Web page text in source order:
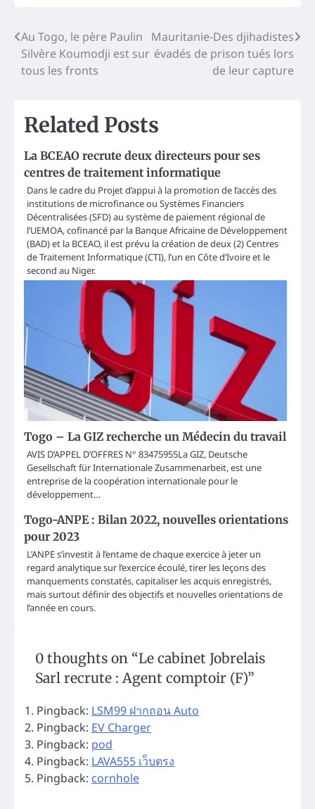
Post
navigation
Au Togo, le père Paulin
Silvère Koumodji est sur
tous les fronts
Mauritanie-Des djihadistes
évadés de prison tués lors
de leur capture
Related Posts
La BCEAO recrute deux directeurs pour ses
centres de traitement informatique
Dans le cadre du Projet d’appui à la promotion de l’accès des
institutions de microfinance ou Systèmes Financiers
Décentralisées (SFD) au système de paiement régional de
l’UEMOA, cofinancé par la Banque Africaine de Développement
(BAD) et la BCEAO, il est prévu la création de deux (2) Centres
de Traitement Informatique (CTI), l’un en Côte d’Ivoire et le
second au Niger.
Togo – La GIZ recherche un Médecin du travail
AVIS D’APPEL D’OFFRES N° 83475955La GIZ, Deutsche
Gesellschaft für Internationale Zusammenarbeit, est une
entreprise de la coopération internationale pour le
développement…
Togo-ANPE : Bilan 2022, nouvelles orientations
pour 2023
L’ANPE s’investit à l’entame de chaque exercice à jeter un
regard analytique sur l’exercice écoulé, tirer les leçons des
manquements constatés, capitaliser les acquis enregistrés,
mais surtout définir des objectifs et nouvelles orientations de
l’année en cours.
0 thoughts on “Le cabinet Jobrelais
Sarl recrute : Agent comptoir (F)”
Pingback: LSM99 ฝากถอน Auto
Pingback: EV Charger
Pingback: pod
Pingback: LAVA555 เว็บตรง
Pingback: cornhole